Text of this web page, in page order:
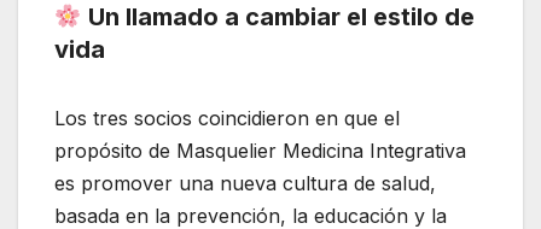
Un llamado a cambiar el estilo de
vida
Los tres socios coincidieron en que el
propósito de Masquelier Medicina Integrativa
es promover una nueva cultura de salud,
basada en la prevención, la educación y la